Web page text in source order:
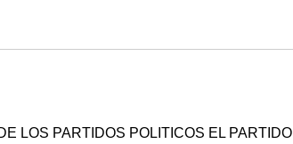
LOS PARTIDOS POLITICOS EL PARTIDO